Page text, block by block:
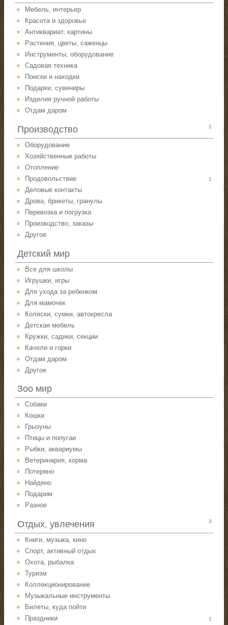
Мебель, интерьер
Красота и здоровье
Антиквариат, картины
Растения, цветы, саженцы
Инструменты, оборудование
Садовая техника
Поиски и находки
Подарки, сувениры
Изделия ручной работы
Отдам даром
Производство 1
Оборудование
Хозяйственные работы
Отопление
Продовольствие
1
Деловые контакты
Дрова, брикеты, гранулы
Перевозка и погрузка
Производство, заказы
Другое
Детский мир
Все для школы
Игрушки, игры
Для ухода за ребенком
Для мамочек
Коляски, сумки, автокресла
Детская мебель
Кружки, садики, секции
Качели и горки
Отдам даром
Другое
Зоо мир
Собаки
Кошки
Грызуны
Птицы и попугаи
Рыбки, аквариумы
Ветеринария, корма
Потеряно
Найдено
Подарим
Разное
Отдых, увлечения 3
Книги, музыка, кино
Спорт, активный отдых
Охота, рыбалка
Туризм
Коллекционирование
Музыкальные инструменты
Билеты, куда пойти
Праздники
1